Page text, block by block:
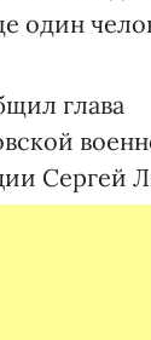
один
глава
Сергей